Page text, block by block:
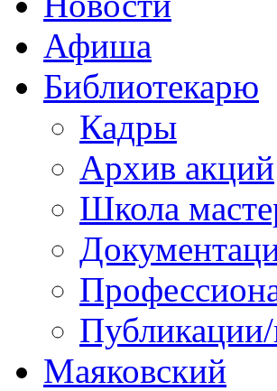
Афиша
Библиотекарю
Кадры
Архив акций
Школа
Маяковский